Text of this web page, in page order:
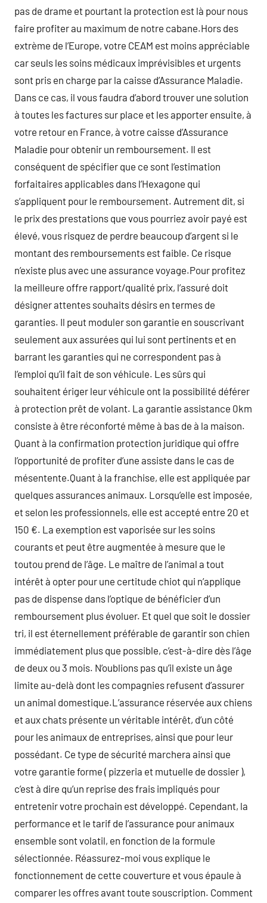
pas de drame et pourtant la protection est là pour nous
faire profiter au maximum de notre cabane.Hors des
extrème de l’Europe, votre CEAM est moins appréciable
car seuls les soins médicaux imprévisibles et urgents
sont pris en charge par la caisse d’Assurance Maladie.
Dans ce cas, il vous faudra d’abord trouver une solution
à toutes les factures sur place et les apporter ensuite, à
votre retour en France, à votre caisse d’Assurance
Maladie pour obtenir un remboursement. Il est
conséquent de spécifier que ce sont l’estimation
forfaitaires applicables dans l’Hexagone qui
s’appliquent pour le remboursement. Autrement dit, si
le prix des prestations que vous pourriez avoir payé est
élevé, vous risquez de perdre beaucoup d’argent si le
montant des remboursements est faible. Ce risque
n’existe plus avec une assurance voyage.Pour profitez
la meilleure offre rapport/qualité prix, l’assuré doit
désigner attentes souhaits désirs en termes de
garanties. Il peut moduler son garantie en souscrivant
seulement aux assurées qui lui sont pertinents et en
barrant les garanties qui ne correspondent pas à
l’emploi qu’il fait de son véhicule. Les sûrs qui
souhaitent ériger leur véhicule ont la possibilité déférer
à protection prêt de volant. La garantie assistance 0km
consiste à être réconforté même à bas de à la maison.
Quant à la confirmation protection juridique qui offre
l’opportunité de profiter d’une assiste dans le cas de
mésentente.Quant à la franchise, elle est appliquée par
quelques assurances animaux. Lorsqu’elle est imposée,
et selon les professionnels, elle est accepté entre 20 et
150 €. La exemption est vaporisée sur les soins
courants et peut être augmentée à mesure que le
toutou prend de l’âge. Le maître de l’animal a tout
intérêt à opter pour une certitude chiot qui n’applique
pas de dispense dans l’optique de bénéficier d’un
remboursement plus évoluer. Et quel que soit le dossier
tri, il est éternellement préférable de garantir son chien
immédiatement plus que possible, c’est-à-dire dès l’âge
de deux ou 3 mois. N’oublions pas qu’il existe un âge
limite au-delà dont les compagnies refusent d’assurer
un animal domestique.L’assurance réservée aux chiens
et aux chats présente un véritable intérêt, d’un côté
pour les animaux de entreprises, ainsi que pour leur
possédant. Ce type de sécurité marchera ainsi que
votre garantie forme ( pizzeria et mutuelle de dossier ),
c’est à dire qu’un reprise des frais impliqués pour
entretenir votre prochain est développé. Cependant, la
performance et le tarif de l’assurance pour animaux
ensemble sont volatil, en fonction de la formule
sélectionnée. Réassurez-moi vous explique le
fonctionnement de cette couverture et vous épaule à
comparer les offres avant toute souscription. Comment